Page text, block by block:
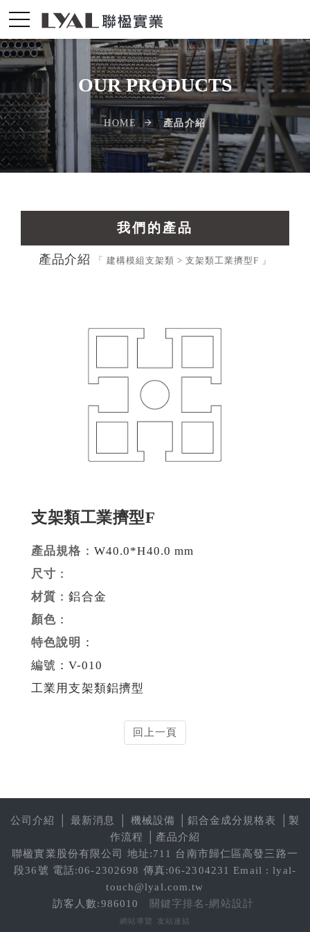
OUR PRODUCTS
HOME 產品介紹
我們的產品
交通運輸工業擠型
食品烘焙用模型
消費電子類擠型
通用規格鋁擠型
衛浴五金鋁擠型
機械設備部件擠型
產品介紹 「 建構模組支架類 > 支架類工業擠型F 」
支架類工業擠型F
產品規格 ：W40.0*H40.0 mm
尺寸 ：
材質 ：鋁合金
顏色 ：
特色說明
：
編號：V-010
工業用支架類鋁擠型
回上一頁
公司介紹 最新消息 機械設備 鋁合金成分規格表
製
作流程
產品介紹
聯楹實業股份有限公司 地址:711 台南市歸仁區高發三路一
段36號 電話:06-2302698 傳真:06-2304231 Email : lyal-
touch@lyal.com.tw
訪客人數:986010
關鍵字排名-網站設計
網站導覽 友站連結